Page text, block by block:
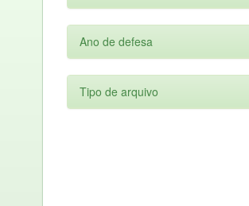
Ano de defesa
Tipo de arquivo